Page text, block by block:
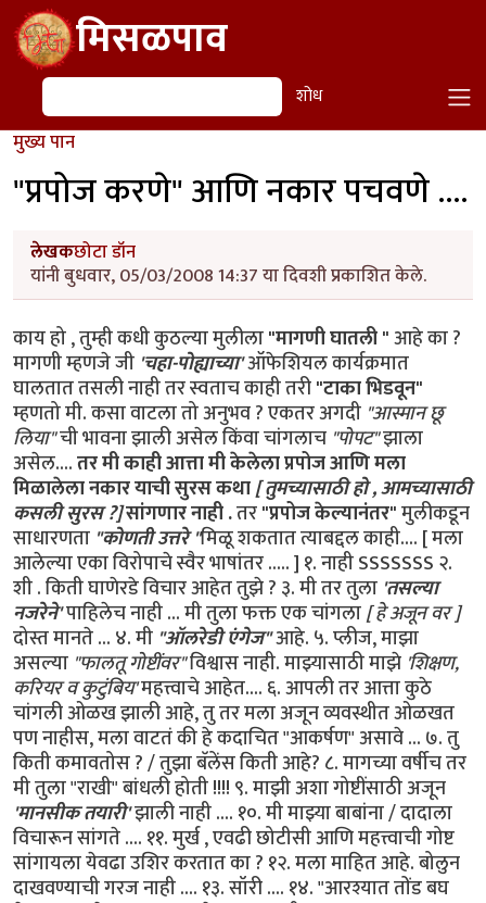
Skip to main contentमिसळपाव
शोध शोध
मुख्य पान
"प्रपोज करणे" आणि नकार पचवणे ....
लेखकछोटा डॉन
यांनी बुधवार, 05/03/2008 14:37 या दिवशी प्रकाशित केले.
काय हो , तुम्ही कधी कुठल्या मुलीला"मागणी घातली "आहे का ?
मागणी म्हणजे जी 'चहा-पोह्याच्या'ऑफेशियल कार्यक्रमात
घालतात तसली नाही तर स्वताच काही तरी"टाका भिडवून"
म्हणतो मी. कसा वाटला तो अनुभव ? एकतर अगदी "आस्मान छू
लिया"ची भावना झाली असेल किंवा चांगलाच "पोपट"झाला
असेल....तर मी काही आत्ता मी केलेला प्रपोज आणि मला
मिळालेला नकार याची सुरस कथा[ तुमच्यासाठी हो , आमच्यासाठी
कसली सुरस ?]सांगणार नाही .तर"प्रपोज केल्यानंतर"मुलीकडून
साधारणता "कोणती उत्तरे "मिळू शकतात त्याबद्दल काही.... [ मला
आलेल्या एका विरोपाचे स्वैर भाषांतर ..... ] १. नाही SSSSSSS २.
शी . किती घाणेरडे विचार आहेत तुझे ? ३. मी तर तुला 'तसल्या
नजरेने'पाहिलेच नाही ... मी तुला फक्त एक चांगला[ हे अजून वर ]
दोस्त मानते ... ४. मी "ऑलरेडी एंगेज"आहे. ५. प्लीज, माझा
असल्या "फालतू गोष्टींवर"विश्वास नाही. माझ्यासाठी माझे 'शिक्षण,
करियर व कुटुंबिय'महत्त्वाचे आहेत.... ६. आपली तर आत्ता कुठे
चांगली ओळख झाली आहे, तु तर मला अजून व्यवस्थीत ओळखत
पण नाहीस, मला वाटतं की हे कदाचित "आकर्षण" असावे ... ७. तु
किती कमावतोस ? / तुझा बॅलेंस किती आहे? ८. मागच्या वर्षीच तर
मी तुला "राखी" बांधली होती !!!! ९. माझी अशा गोष्टींसाठी अजून
'मानसीक तयारी'झाली नाही .... १०. मी माझ्या बाबांना / दादाला
विचारून सांगते .... ११. मुर्ख , एवढी छोटीसी आणि महत्त्वाची गोष्ट
सांगायला येवढा उशिर करतात का ? १२. मला माहित आहे. बोलुन
दाखवण्याची गरज नाही .... १३. सॉरी .... १४. "आरश्यात तोंड बघ